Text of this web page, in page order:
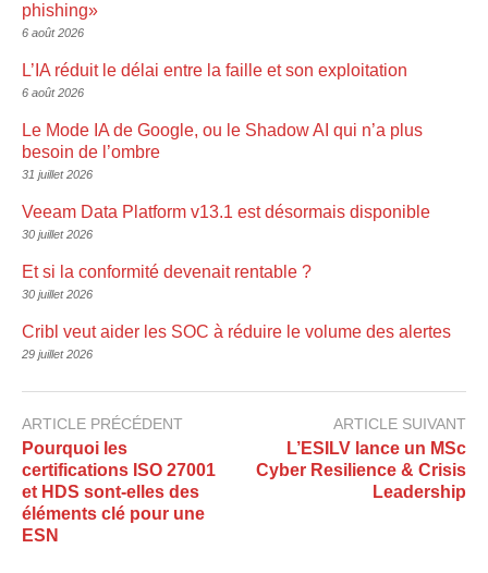
phishing»
6 août 2026
L’IA réduit le délai entre la faille et son exploitation
6 août 2026
Le Mode IA de Google, ou le Shadow AI qui n’a plus
besoin de l’ombre
31 juillet 2026
Veeam Data Platform v13.1 est désormais disponible
30 juillet 2026
Et si la conformité devenait rentable ?
30 juillet 2026
Cribl veut aider les SOC à réduire le volume des alertes
29 juillet 2026
ARTICLE PRÉCÉDENT
Pourquoi les
certifications ISO 27001
et HDS sont-elles des
éléments clé pour une
ESN
ARTICLE SUIVANT
L’ESILV lance un MSc
Cyber Resilience & Crisis
Leadership